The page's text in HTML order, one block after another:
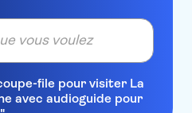
vous voulez
file pour visiter La
avec audioguide pour